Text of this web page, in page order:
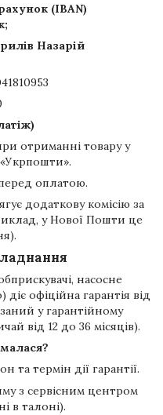
(IBAN)
Назарій
отриманні товару у
оплатою.
додаткову комісію за
у Нової Пошти це
насосне
офіційна гарантія від
у гарантійному
від 12 до 36 місяців).
та термін дії гарантії.
з сервісним центром
в талоні).